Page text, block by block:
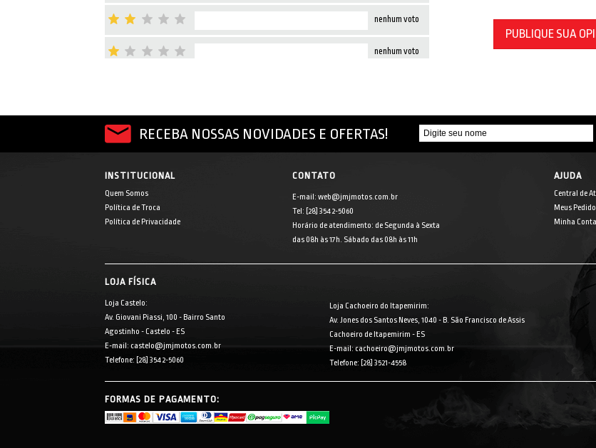
nenhum voto
nenhum voto
PUBLIQUE SUA
RECEBA NOSSAS NOVIDADES E OFERTAS!
INSTITUCIONAL
Quem Somos
Política de Troca
Política de Privacidade
CONTATO
E-mail: web@jmjmotos.com.br
Tel: [28] 3542-5060
Horário de atendimento: de Segunda à Sexta
das 08h às 17h. Sábado das 08h às 11h
AJUDA
Central de
Meus
Minha Conta
LOJA FÍSICA
Loja Castelo:
Av. Giovani Piassi, 100 - Bairro Santo
Agostinho - Castelo - ES
E-mail: castelo@jmjmotos.com.br
Telefone: [28] 3542-5060
Loja Cachoeiro do Itapemirim:
Av. Jones dos Santos Neves, 1040 - B. São Francisco de Assis
Cachoeiro de Itapemirim - ES
E-mail: cachoeiro@jmjmotos.com.br
Telefone: [28] 3521-4558
FORMAS DE PAGAMENTO: